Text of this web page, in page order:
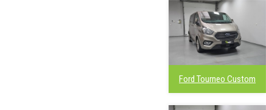
Ford Tourneo Custom